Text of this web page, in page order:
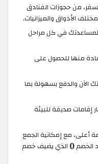
من حجوزات الفنادق
الأذواق والميزانيات.
لمساعدتك في كل مراحل
منها للحصول على
الآن والدفع بسهولة بما
إقامات صديقة للبيئة
أعلى، مع إمكانية الجمع
الخصم() الذي يضيف خصم